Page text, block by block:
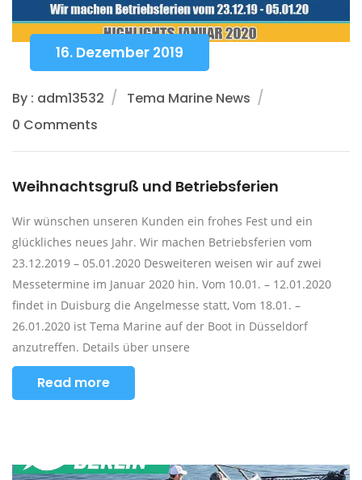
16. Dezember 2019
By : adm13532
Tema Marine News
0 Comments
Weihnachtsgruß und Betriebsferien
Wir wünschen unseren Kunden ein frohes Fest und ein
glückliches neues Jahr. Wir machen Betriebsferien vom
23.12.2019 – 05.01.2020 Desweiteren weisen wir auf zwei
Messetermine im Januar 2020 hin. Vom 10.01. – 12.01.2020
findet in Duisburg die Angelmesse statt, Vom 18.01. –
26.01.2020 ist Tema Marine auf der Boot in Düsseldorf
anzutreffen. Details über unsere
Read more